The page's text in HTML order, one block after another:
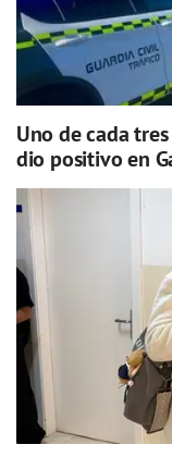
Uno de cada
dio positivo en